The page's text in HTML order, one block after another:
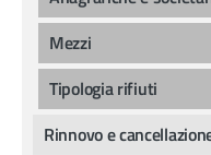
Mezzi
Tipologia rifiuti
Rinnovo e